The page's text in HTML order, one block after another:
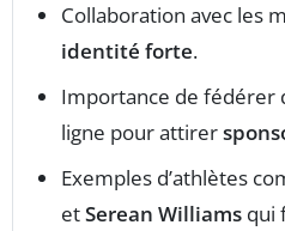
Collaboration avec les
identité forte.
Importance de fédérer
ligne pour attirer
Exemples d’athlètes
etSerean Williams qui